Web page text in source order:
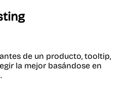
de un producto, tooltip,
la mejor basándose en